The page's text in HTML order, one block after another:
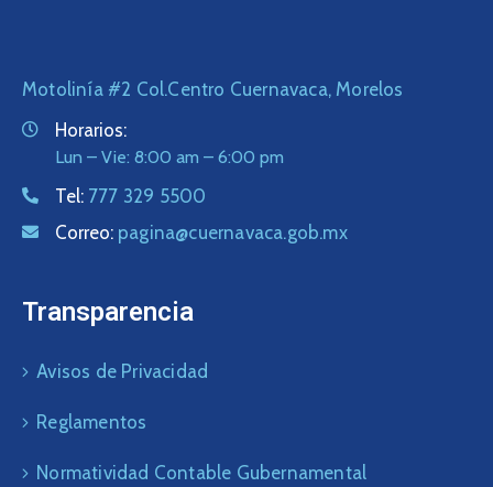
Motolinía #2 Col.Centro Cuernavaca, Morelos
Horarios:
Lun – Vie: 8:00 am – 6:00 pm
Tel: 777 329 5500
Correo: pagina@cuernavaca.gob.mx
Transparencia
Avisos de Privacidad
Reglamentos
Normatividad Contable Gubernamental